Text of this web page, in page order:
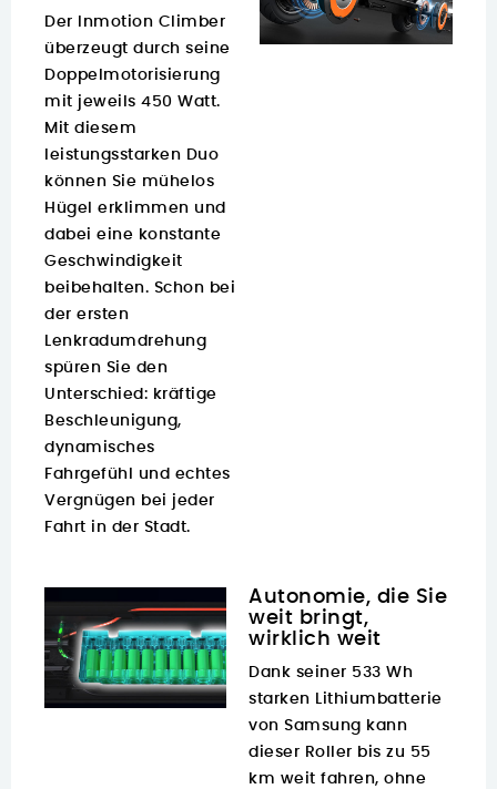
Der Inmotion Climber
überzeugt durch seine
Doppelmotorisierung
mit jeweils 450 Watt.
Mit diesem
leistungsstarken Duo
können Sie mühelos
Hügel erklimmen und
dabei eine konstante
Geschwindigkeit
beibehalten. Schon bei
der ersten
Lenkradumdrehung
spüren Sie den
Unterschied: kräftige
Beschleunigung,
dynamisches
Fahrgefühl und echtes
Vergnügen bei jeder
Fahrt in der Stadt.
Autonomie, die Sie
weit bringt,
wirklich weit
Dank seiner 533 Wh
starken Lithiumbatterie
von Samsung kann
dieser Roller bis zu 55
km weit fahren, ohne